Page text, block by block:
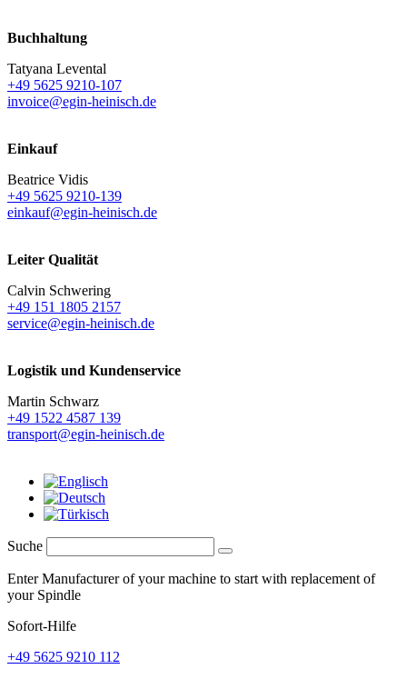
Buchhaltung
Tatyana Levental
+49 5625 9210-107
invoice@egin-heinisch.de
Einkauf
Beatrice Vidis
+49 5625 9210-139
einkauf@egin-heinisch.de
Leiter Qualität
Calvin Schwering
+49 151 1805 2157
service@egin-heinisch.de
Logistik und Kundenservice
Martin Schwarz
+49 1522 4587 139
transport@egin-heinisch.de
Suche
Enter Manufacturer of your machine to start with replacement of
your Spindle
Sofort-Hilfe
+49 5625 9210 112